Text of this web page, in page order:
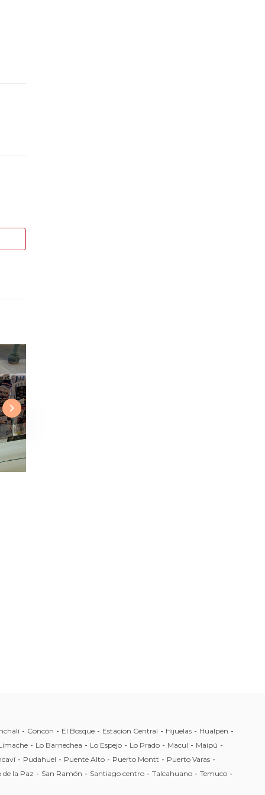
- Concón - El Bosque - Estacion Central - Hijuelas - Hualpén -
- Lo Barnechea - Lo Espejo - Lo Prado - Macul - Maipú -
- Pudahuel - Puente Alto - Puerto Montt - Puerto Varas -
de la Paz - San Ramón - Santiago centro - Talcahuano - Temuco -